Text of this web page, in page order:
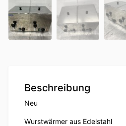
Beschreibung
Neu
Wurstwärmer aus Edelstahl